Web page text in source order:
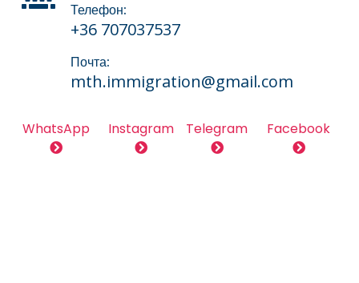
Телефон:
+36 707037537
Почта:
mth.immigration@gmail.com
WhatsApp Instagram Telegram Facebook